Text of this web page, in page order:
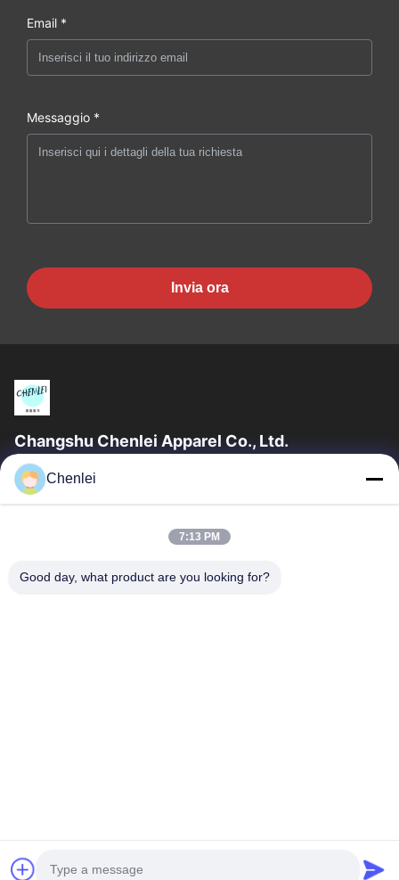
Email *
Messaggio *
Invia ora
Changshu Chenlei Apparel Co., Ltd.
CHANGSHU CHENLEI ABBIGLIAMENTO CO., LTDLa nostra
fabbrica è stata fondata nel 2011, situata nella città di Suzhou,
Collegamenti Rapidi
Casa
Prodotti
Chenlei
7:13 PM
Good day, what product are you looking for?